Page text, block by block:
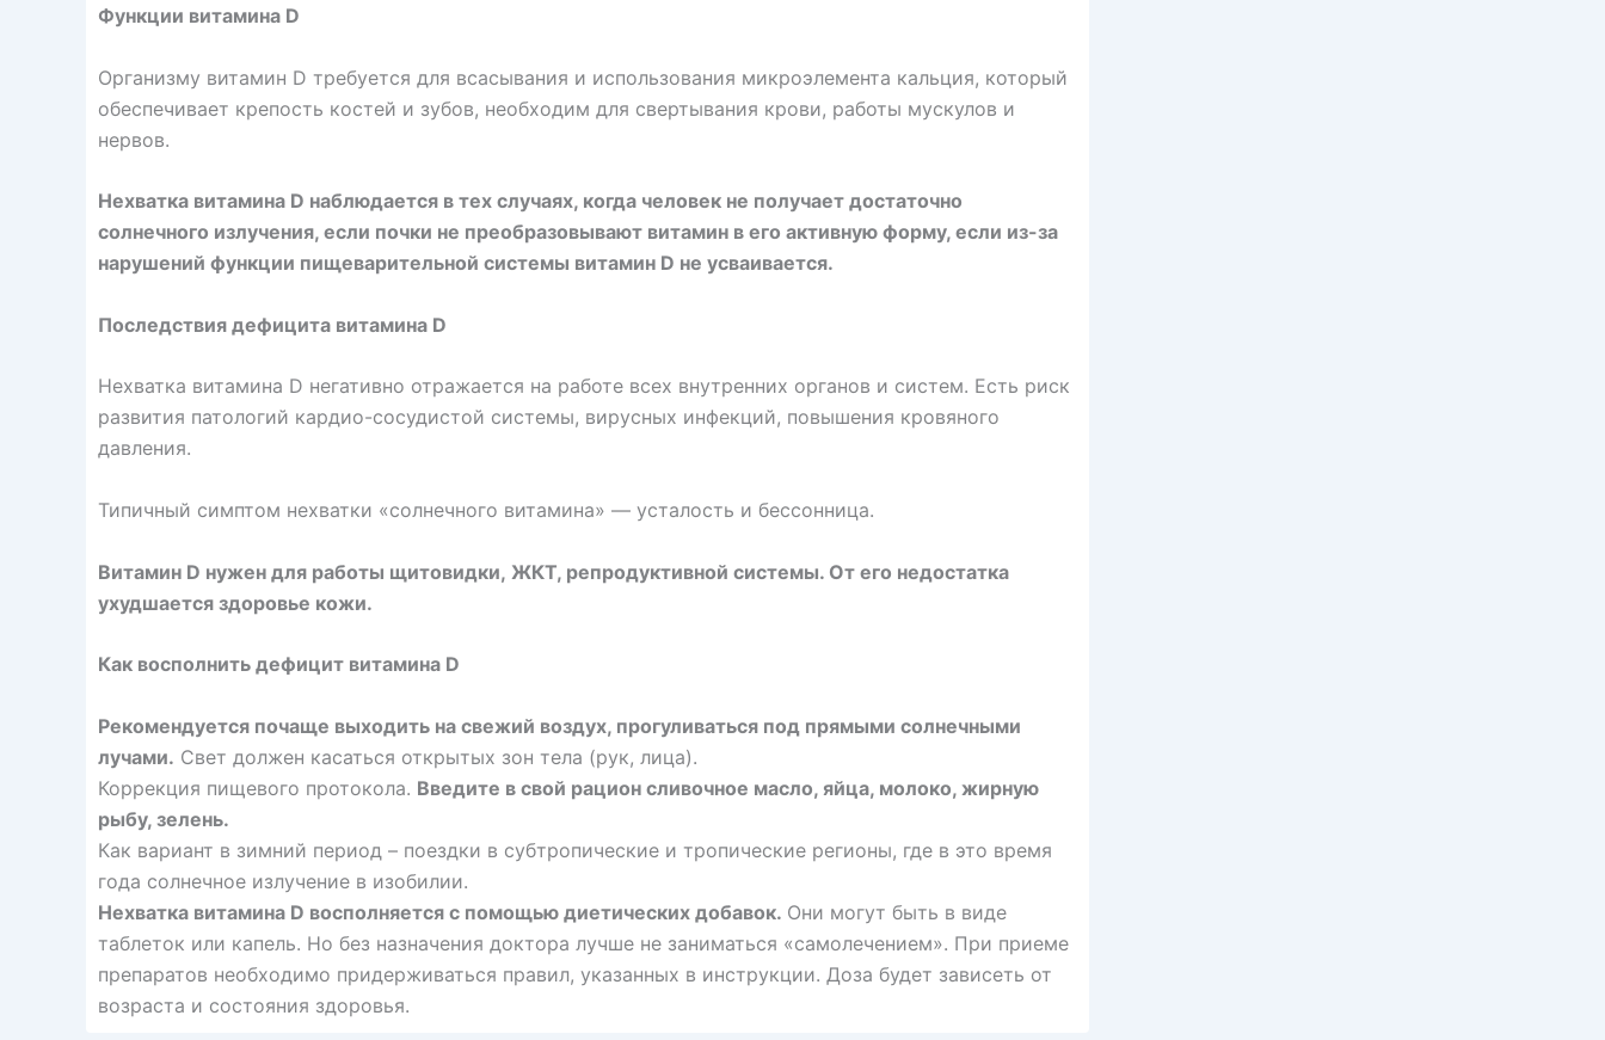
Функции витамина D
Организму витамин D требуется для всасывания и использования микроэлемента кальция, который
обеспечивает крепость костей и зубов, необходим для свертывания крови, работы мускулов и
нервов.
Нехватка витамина D наблюдается в тех случаях, когда человек не получает достаточно
солнечного излучения, если почки не преобразовывают витамин в его активную форму, если из-за
нарушений функции пищеварительной системы витамин D не усваивается.
Последствия дефицита витамина D
Нехватка витамина D негативно отражается на работе всех внутренних органов и систем. Есть риск
развития патологий кардио-сосудистой системы, вирусных инфекций, повышения кровяного
давления.
Типичный симптом нехватки «солнечного витамина» — усталость и бессонница.
Витамин D нужен для работы щитовидки, ЖКТ, репродуктивной системы. От его недостатка
ухудшается здоровье кожи.
Как восполнить дефицит витамина D
Рекомендуется почаще выходить на свежий воздух, прогуливаться под прямыми солнечными
лучами. Свет должен касаться открытых зон тела (рук, лица).
Коррекция пищевого протокола. Введите в свой рацион сливочное масло, яйца, молоко, жирную
рыбу, зелень.
Как вариант в зимний период – поездки в субтропические и тропические регионы, где в это время
года солнечное излучение в изобилии.
Нехватка витамина D восполняется с помощью диетических добавок. Они могут быть в виде
таблеток или капель. Но без назначения доктора лучше не заниматься «самолечением». При приеме
препаратов необходимо придерживаться правил, указанных в инструкции. Доза будет зависеть от
возраста и состояния здоровья.